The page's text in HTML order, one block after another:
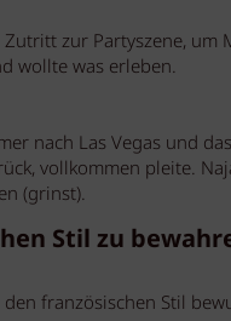
zur Partyszene,
wollte was erleben.
nach Las Vegas und
vollkommen pleite.
(grinst).
Stil zu
französischen Stil